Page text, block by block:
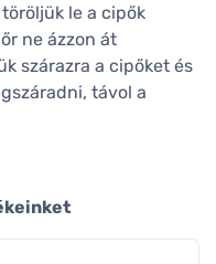
le a cipők
ne ázzon át
szárazra a cipőket és
távol a